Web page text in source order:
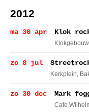
2012
ma 30 apr Klok
zo 8 jul
Kerkplein,
zo 30 dec Mark
Cafe